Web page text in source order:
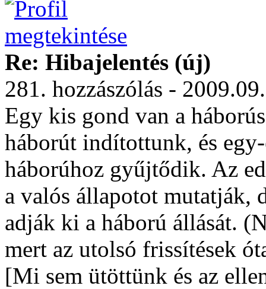
Re: Hibajelentés (új)
281. hozzászólás -
Egy kis gond van a
háborút indítottunk, és
háborúhoz gyűjtődik. Az
a valós állapotot mutatják,
adják ki a háború állását.
mert az utolsó frissítések
[Mi sem ütöttünk és az